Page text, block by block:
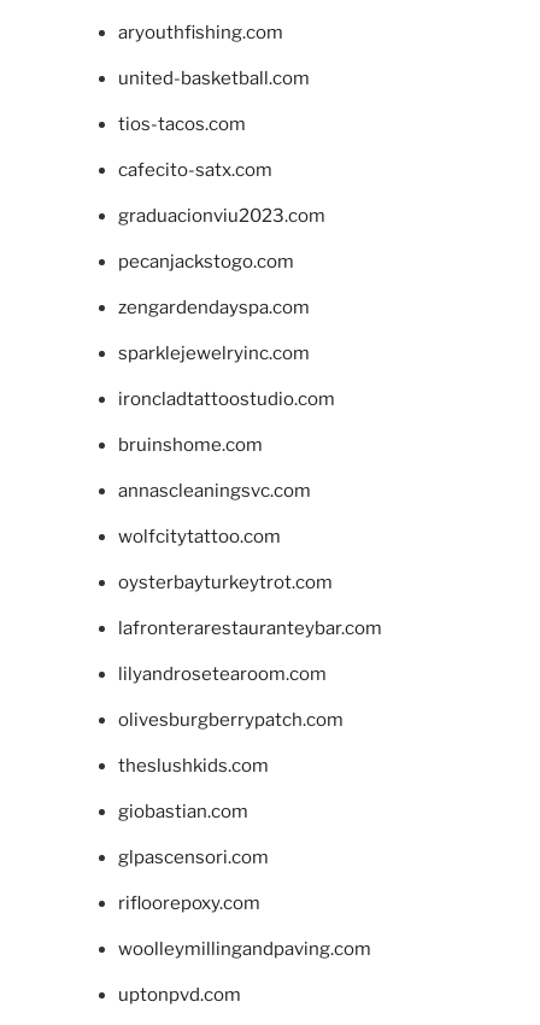
aryouthfishing.com
united-basketball.com
tios-tacos.com
cafecito-satx.com
graduacionviu2023.com
pecanjackstogo.com
zengardendayspa.com
sparklejewelryinc.com
ironcladtattoostudio.com
bruinshome.com
annascleaningsvc.com
wolfcitytattoo.com
oysterbayturkeytrot.com
lafronterarestauranteybar.com
lilyandrosetearoom.com
olivesburgberrypatch.com
theslushkids.com
giobastian.com
glpascensori.com
rifloorepoxy.com
woolleymillingandpaving.com
uptonpvd.com